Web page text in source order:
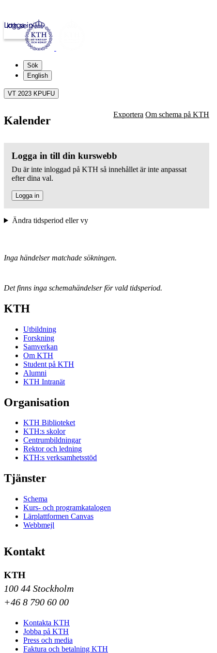
kth.se
Logga in
Sök
English
VT 2023 KPUFU
Kalender Exportera Om schema på KTH
Logga in till din kurswebb
Du är inte inloggad på KTH så innehållet är inte anpassat
efter dina val.
Logga in
Ändra tidsperiod eller vy
Inga händelser matchade sökningen.
Det finns inga schemahändelser för vald tidsperiod.
KTH
Utbildning
Forskning
Samverkan
Om KTH
Student på KTH
Alumni
KTH Intranät
Organisation
KTH Biblioteket
KTH:s skolor
Centrumbildningar
Rektor och ledning
KTH:s verksamhetsstöd
Tjänster
Schema
Kurs- och programkatalogen
Lärplattformen Canvas
Webbmejl
Kontakt
KTH
100 44 Stockholm
+46 8 790 60 00
Kontakta KTH
Jobba på KTH
Press och media
Faktura och betalning KTH